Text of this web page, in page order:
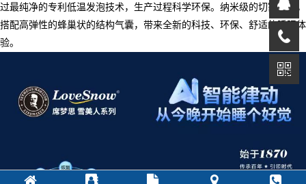
过最纯净的专利低温发泡技术，生产过程科学环保。纳米级的切割工艺，
搭配高弹性的蜂巢状的结构气囊，带来全新的科技、环保、舒适的睡眠体
验。